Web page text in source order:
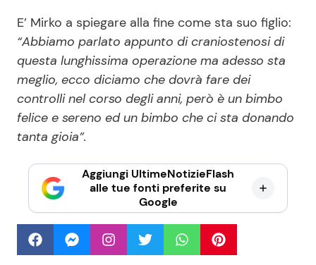
E’ Mirko a spiegare alla fine come sta suo figlio:
“Abbiamo parlato appunto di craniostenosi di
questa lunghissima operazione ma adesso sta
meglio, ecco diciamo che dovrà fare dei
controlli nel corso degli anni, però è un bimbo
felice e sereno ed un bimbo che ci sta donando
tanta gioia”.
Aggiungi UltimeNotizieFlash
alle tue fonti preferite su
Google